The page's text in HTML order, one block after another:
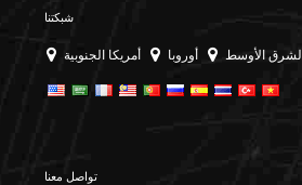
شبكتنا
الشرق الأوسط أوروبا أمريكا الجنوبية
تواصل معنا